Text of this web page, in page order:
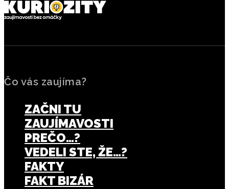
Čo vás zaujíma?
ZAČNI TU
ZAUJÍMAVOSTI
PREČO…?
VEDELI STE, ŽE…?
FAKTY
FAKT BIZÁR